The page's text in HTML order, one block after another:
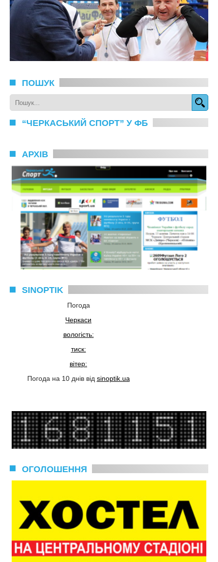
ПОШУК
“ЧЕРКАСЬКИЙ СПОРТ” У ФБ
АРХІВ
SINOPTIK
Погода
Черкаси
вологість:
тиск:
вітер:
Погода на 10 днів від sinoptik.ua
ОГОЛОШЕННЯ